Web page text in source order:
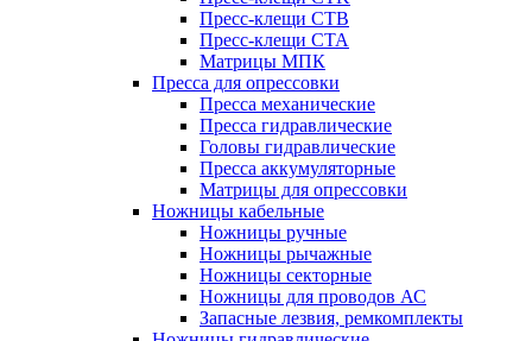
Пресс-клещи CTB
Пресс-клещи CTA
Матрицы МПК
Пресса для опрессовки
Пресса механические
Пресса гидравлические
Головы гидравлические
Пресса аккумуляторные
Матрицы для опрессовки
Ножницы кабельные
Ножницы ручные
Ножницы рычажные
Ножницы секторные
Ножницы для проводов АС
Запасные лезвия, ремкомплекты